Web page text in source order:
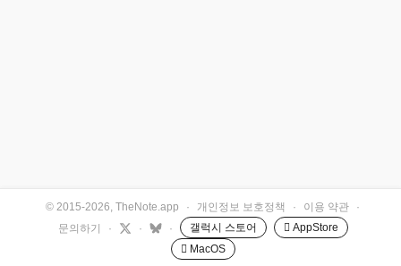
© 2015-2026, TheNote.app · 개인정보 보호정책 · 이용 약관
·
문의하기
· · · 갤럭시 스토어
 AppStore
 MacOS